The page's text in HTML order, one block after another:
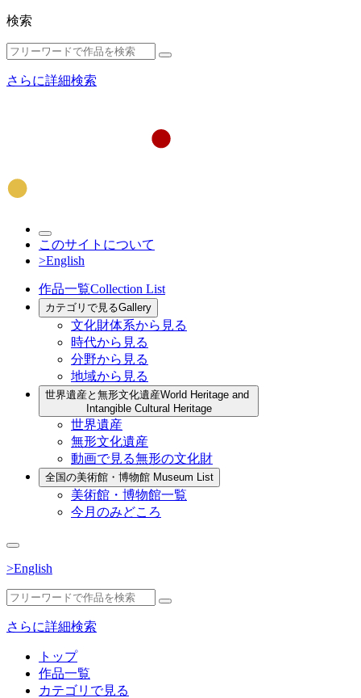
検索
さらに詳細検索
このサイトについて
>English
作品一覧Collection List
カテゴリで見るGallery
文化財体系から見る
時代から見る
分野から見る
地域から見る
世界遺産と無形文化遺産World Heritage and
Intangible Cultural Heritage
世界遺産
無形文化遺産
動画で見る無形の文化財
全国の美術館・博物館 Museum List
美術館・博物館一覧
今月のみどころ
>English
さらに詳細検索
トップ
作品一覧
カテゴリで見る